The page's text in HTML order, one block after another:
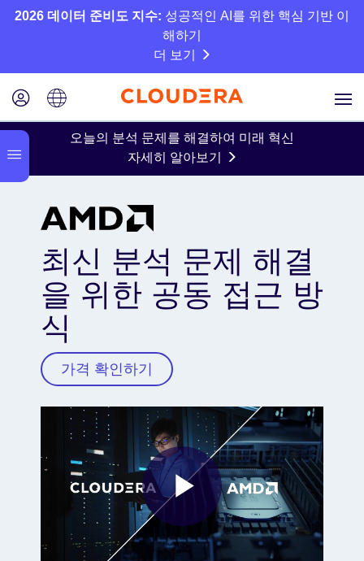
2026 데이터 준비도 지수: 성공적인 AI를 위한 핵심 기반 이
해하기
더 보기
오늘의 분석 문제를 해결하여 미래 혁신
자세히 알아보기
최신 분석 문제 해결
을 위한 공동 접근 방
식
가격 확인하기
Play